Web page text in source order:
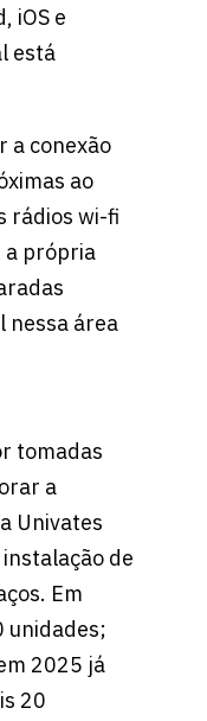
iOS e
está
a conexão
ao
rádios wi-fi
a própria
nessa área
tomadas
a
Univates
de
Em
unidades;
2025 já
20